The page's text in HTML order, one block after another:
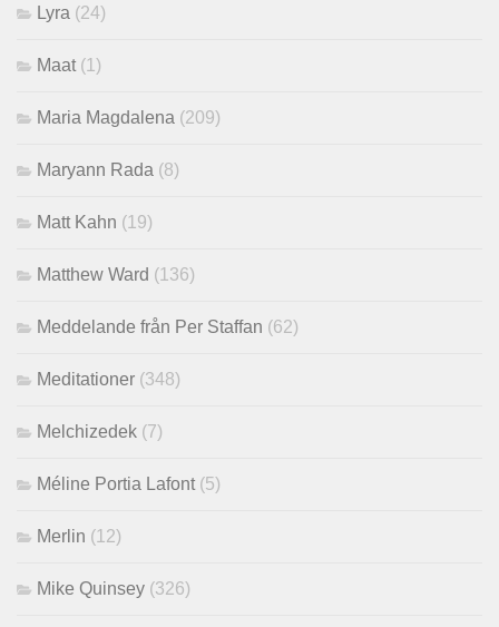
Lyra (24)
Maat (1)
Maria Magdalena (209)
Maryann Rada (8)
Matt Kahn (19)
Matthew Ward (136)
Meddelande från Per Staffan (62)
Meditationer (348)
Melchizedek (7)
Méline Portia Lafont (5)
Merlin (12)
Mike Quinsey (326)